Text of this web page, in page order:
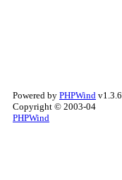
Powered by PHPWind v1.3.6
Copyright © 2003-04
PHPWind